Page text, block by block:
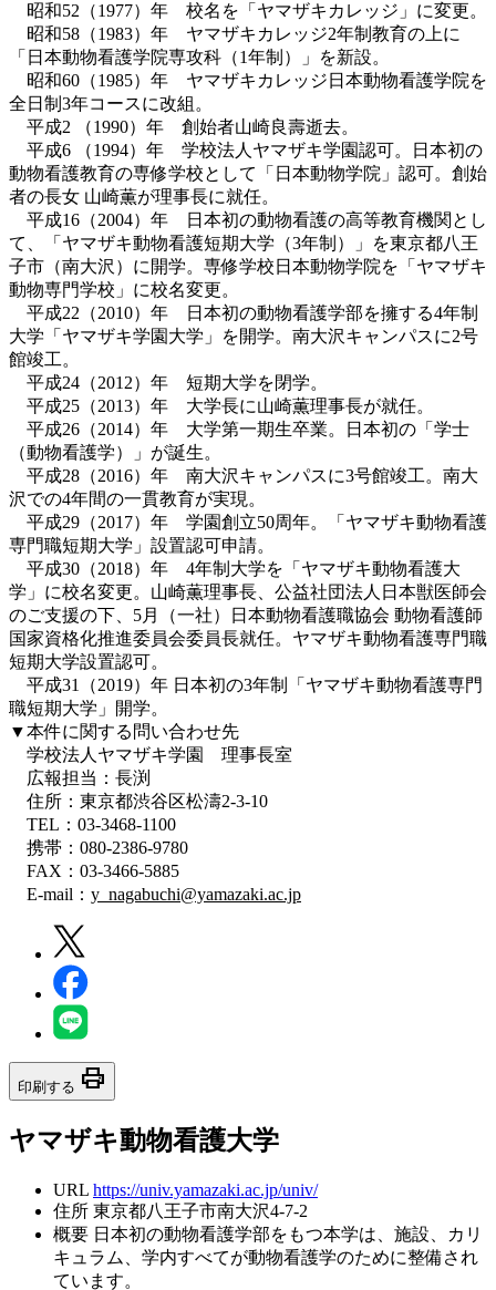
昭和52（1977）年 校名を「ヤマザキカレッジ」に変更。
昭和58（1983）年 ヤマザキカレッジ2年制教育の上に
「日本動物看護学院専攻科（1年制）」を新設。
昭和60（1985）年 ヤマザキカレッジ日本動物看護学院を
全日制3年コースに改組。
平成2 （1990）年 創始者山崎良壽逝去。
平成6 （1994）年 学校法人ヤマザキ学園認可。日本初の
動物看護教育の専修学校として「日本動物学院」認可。創始
者の長女 山崎薫が理事長に就任。
平成16（2004）年 日本初の動物看護の高等教育機関とし
て、「ヤマザキ動物看護短期大学（3年制）」を東京都八王
子市（南大沢）に開学。専修学校日本動物学院を「ヤマザキ
動物専門学校」に校名変更。
平成22（2010）年 日本初の動物看護学部を擁する4年制
大学「ヤマザキ学園大学」を開学。南大沢キャンパスに2号
館竣工。
平成24（2012）年 短期大学を閉学。
平成25（2013）年 大学長に山崎薫理事長が就任。
平成26（2014）年 大学第一期生卒業。日本初の「学士
（動物看護学）」が誕生。
平成28（2016）年 南大沢キャンパスに3号館竣工。南大
沢での4年間の一貫教育が実現。
平成29（2017）年 学園創立50周年。「ヤマザキ動物看護
専門職短期大学」設置認可申請。
平成30（2018）年 4年制大学を「ヤマザキ動物看護大
学」に校名変更。山崎薫理事長、公益社団法人日本獣医師会
のご支援の下、5月（一社）日本動物看護職協会 動物看護師
国家資格化推進委員会委員長就任。ヤマザキ動物看護専門職
短期大学設置認可。
平成31（2019）年 日本初の3年制「ヤマザキ動物看護専門
職短期大学」開学。
▼本件に関する問い合わせ先
学校法人ヤマザキ学園 理事長室
広報担当：長渕
住所：東京都渋谷区松濤2-3-10
TEL：03-3468-1100
携帯：080-2386-9780
FAX：03-3466-5885
E-mail： y_nagabuchi@yamazaki.ac.jp
印刷する print
ヤマザキ動物看護大学
URL https://univ.yamazaki.ac.jp/univ/
住所 東京都八王子市南大沢4-7-2
概要 日本初の動物看護学部をもつ本学は、施設、カリ
キュラム、学内すべてが動物看護学のために整備され
ています。